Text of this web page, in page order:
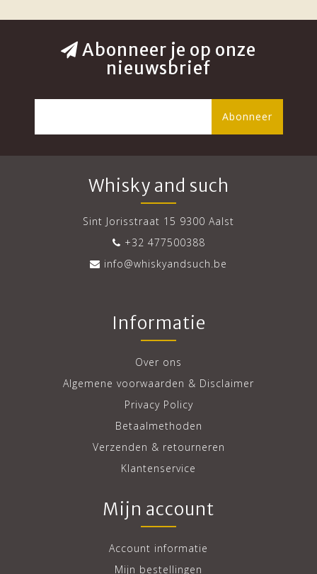
Abonneer je op onze
nieuwsbrief
Abonneer
Whisky and such
Sint Jorisstraat 15 9300 Aalst
+32 477500388
info@whiskyandsuch.be
Informatie
Over ons
Algemene voorwaarden & Disclaimer
Privacy Policy
Betaalmethoden
Verzenden & retourneren
Klantenservice
Mijn account
Account informatie
Mijn bestellingen